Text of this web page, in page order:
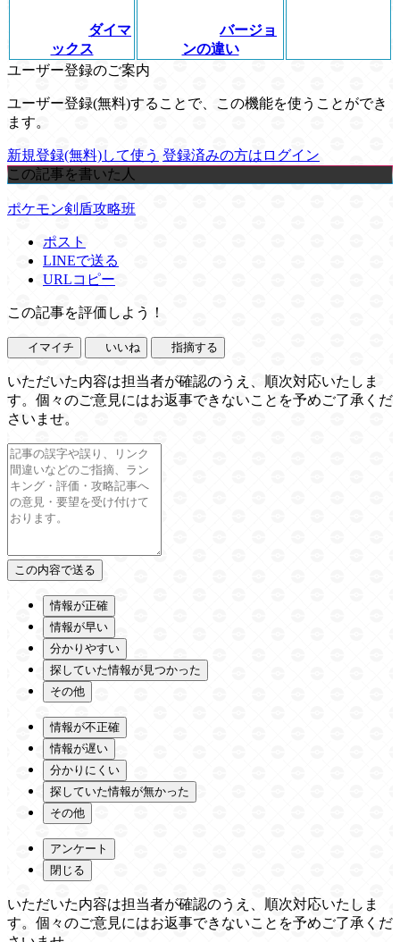
ダイマ
ックス
バージョ
ンの違い
ユーザー登録のご案内
ユーザー登録(無料)することで、この機能を使うことができ
ます。
新規登録(無料)して使う 登録済みの方はログイン
この記事を書いた人
ポケモン剣盾攻略班
ポスト
LINEで送る
URLコピー
この記事を評価しよう！
イマイチ いいね 指摘する
いただいた内容は担当者が確認のうえ、順次対応いたしま
す。個々のご意見にはお返事できないことを予めご了承くだ
さいませ。
情報が正確
情報が早い
分かりやすい
探していた情報が見つかった
その他
情報が不正確
情報が遅い
分かりにくい
探していた情報が無かった
その他
アンケート
閉じる
いただいた内容は担当者が確認のうえ、順次対応いたしま
す。個々のご意見にはお返事できないことを予めご了承くだ